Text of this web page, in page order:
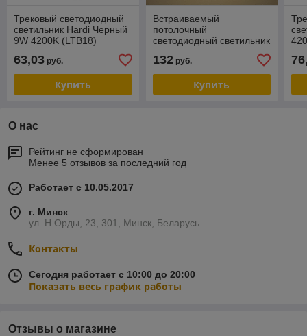
Трековый светодиодный
светильник Hardi Черный
9W 4200K (LTB18)
63,03 руб.
Купить
Встраиваемый
потолочный
светодиодный светильник
132руб.
Купить
О нас
Рейтинг не сформирован
Менее 5 отзывов за последний год
Работает с 10.05.2017
г. Минск
ул. Н.Орды, 23, 301, Минск, Беларусь
Контакты
Сегодня работает с 10:00 до 20:00
Показать весь график работы
Отзывы о магазине